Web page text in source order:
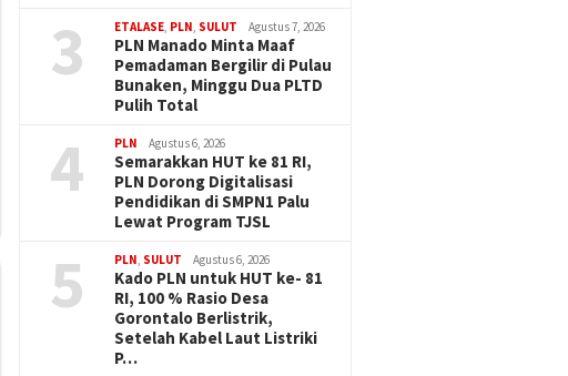
3 ETALASE PLN SULUT Agustus 7, 2026
PLN Manado Minta Maaf
Pemadaman Bergilir di Pulau
Bunaken, Minggu Dua PLTD
Pulih Total
4 PLN Agustus 6, 2026
Semarakkan HUT ke 81 RI,
PLN Dorong Digitalisasi
Pendidikan di SMPN1 Palu
Lewat Program TJSL
5 PLN SULUT Agustus 6, 2026
Kado PLN untuk HUT ke- 81
RI, 100 % Rasio Desa
Gorontalo Berlistrik,
Setelah Kabel Laut Listriki
P…